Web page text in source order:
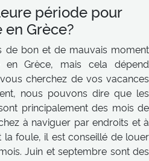
période pour
Grèce?
de bon et de mauvais moment
Grèce, mais cela dépend
cherchez de vos vacances
nous pouvons dire que les
principalement des mois de
à naviguer par endroits et à
foule, il est conseillé de louer
Juin et septembre sont des